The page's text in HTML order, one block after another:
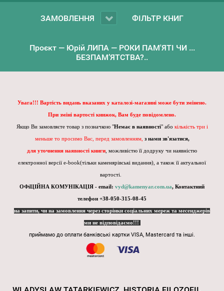
ЗАМОВЛЕННЯ ФІЛЬТР КНИГ
Проєкт — Юрій ЛИПА — РОКИ ПАМ'ЯТІ ЧИ ...
БЕЗПАМ’ЯТСТВА?..
Увага!!! Вартість видань вказаних у каталозі-магазині може бути змінено.
При зміні вартості книжок, Вам буде повідомлено.
Якщо Ви замовляєте товар з позначкою "Немає в наявності" або кількість три і
меньше то просимо Вас, перед замовленням, з нами зв'язатися,
для уточнення наявності книги , можливістю її додруку чи наявністю
електронної версії e-book(тільки каменярівські видання), а також її актуальної
вартості.
ОФіЦІЙНА КОМУНІКАЦІЯ - email: vyd@kamenyar.com.ua, Контактний
телефон +38-050-315-08-45
на запити, чи на замовлення через сторінки соціальних мереж та месенджерів
ми не відповідаємо!!!
приймамо до оплати банківські картки VISA, Mastercard та інші.